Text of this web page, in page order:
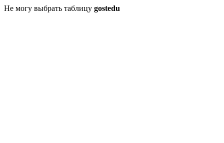
Не могу выбрать таблицу gostedu